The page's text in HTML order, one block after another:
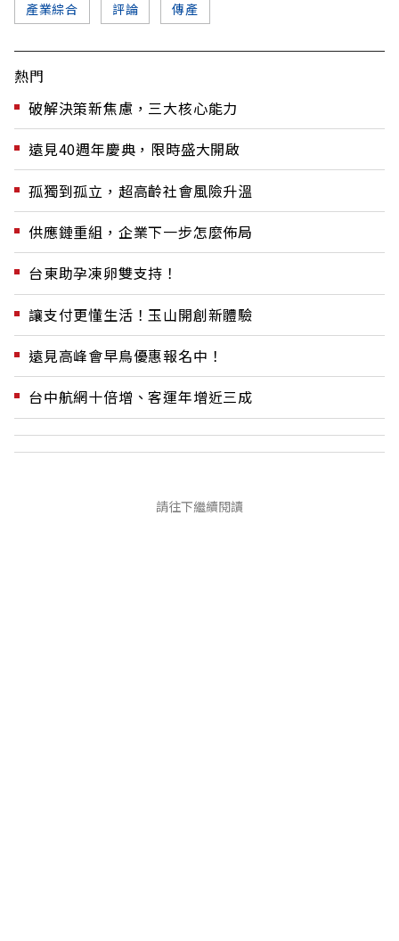
產業綜合 評論 傳產
熱門
破解決策新焦慮，三大核心能力
遠見40週年慶典，限時盛大開啟
孤獨到孤立，超高齡社會風險升溫
供應鏈重組，企業下一步怎麼佈局
台東助孕凍卵雙支持！
讓支付更懂生活！玉山開創新體驗
遠見高峰會早鳥優惠報名中！
台中航網十倍增、客運年增近三成
請往下繼續閱讀